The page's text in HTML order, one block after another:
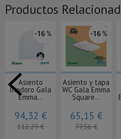
Productos
-16 %
Asiento
Inodoro Gala
Emma...
94,32 €
112,29 €
-16 %
Asiento y tapa
WC Gala Emma
Square...
65,15 €
77,56 €